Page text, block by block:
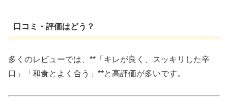
口コミ・評価はどう？
多くのレビューでは、**「キレが良く、スッキリした辛
口」「和食とよく合う」**と高評価が多いです。